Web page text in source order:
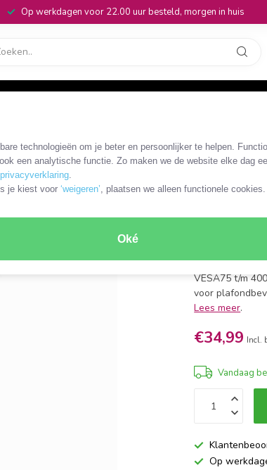
technologieën om je beter en persoonlijker te helpen.
een analytische functie. Zo maken we de website elke dag
.
je kiest voor ‘weigeren’, plaatsen we alleen functionele cookies.
Oké
Op werkdagen voor 22.00 uur besteld, morgen in huis
MW-HL45-3
My
tot 55
voor
90° draaibare
VESA75 t/m 400
voor
Lees meer.
€34,99 Incl.
Vandaag
Op